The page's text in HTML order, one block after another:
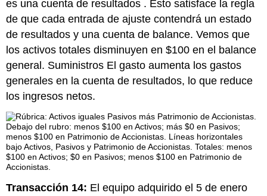
es una cuenta de resultados . Esto satisface la regla
de que cada entrada de ajuste contendrá un estado
de resultados y una cuenta de balance. Vemos que
los activos totales disminuyen en $100 en el balance
general. Suministros El gasto aumenta los gastos
generales en la cuenta de resultados, lo que reduce
los ingresos netos.
Transacción 14: El equipo adquirido el 5 de enero